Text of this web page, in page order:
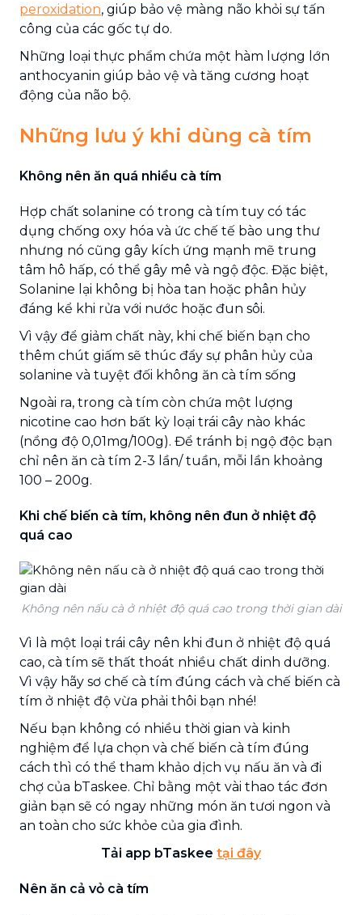
peroxidation, giúp bảo vệ màng não khỏi sự tấn
công của các gốc tự do.
Những loại thực phẩm chứa một hàm lượng lớn
anthocyanin giúp bảo vệ và tăng cương hoạt
động của não bộ.
Những lưu ý khi dùng cà tím
Không nên ăn quá nhiều cà tím
Hợp chất solanine có trong cà tím tuy có tác
dụng chống oxy hóa và ức chế tế bào ung thư
nhưng nó cũng gây kích ứng mạnh mẽ trung
tâm hô hấp, có thể gây mê và ngộ độc. Đặc biệt,
Solanine lại không bị hòa tan hoặc phân hủy
đáng kể khi rửa với nước hoặc đun sôi.
Vì vậy để giảm chất này, khi chế biến bạn cho
thêm chút giấm sẽ thúc đẩy sự phân hủy của
solanine và tuyệt đối không ăn cà tím sống
Ngoài ra, trong cà tím còn chứa một lượng
nicotine cao hơn bất kỳ loại trái cây nào khác
(nồng độ 0,01mg/100g). Để tránh bị ngộ độc bạn
chỉ nên ăn cà tím 2-3 lần/ tuần, mỗi lần khoảng
100 – 200g.
Khi chế biến cà tím, không nên đun ở nhiệt độ
quá cao
Không nên nấu cà ở nhiệt độ quá cao trong thời gian dài
Vì là một loại trái cây nên khi đun ở nhiệt độ quá
cao, cà tím sẽ thất thoát nhiều chất dinh dưỡng.
Vì vậy hãy sơ chế cà tím đúng cách và chế biến cà
tím ở nhiệt độ vừa phải thôi bạn nhé!
Nếu bạn không có nhiều thời gian và kinh
nghiệm để lựa chọn và chế biến cà tím đúng
cách thì có thể tham khảo dịch vụ nấu ăn và đi
chợ của bTaskee. Chỉ bằng một vài thao tác đơn
giản bạn sẽ có ngay những món ăn tươi ngon và
an toàn cho sức khỏe của gia đình.
Tải app bTaskee tại đây
Nên ăn cả vỏ cà tím